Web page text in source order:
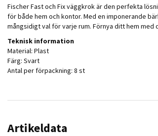
Fischer Fast och Fix väggkrok är den perfekta
för både hem och kontor. Med en imponerande
mångsidigt val för varje rum. Förnya ditt hem
Teknisk information
Material: Plast
Färg: Svart
Antal per förpackning: 8 st
Artikeldata